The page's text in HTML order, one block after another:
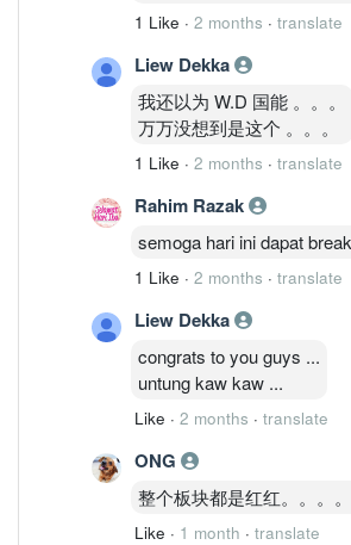
1 Like · 2 months · translate
Liew Dekka
我还以为 W.D 国能 。。。
万万没想到是这个 。。。
1 Like · 2 months · translate
Rahim Razak
semoga hari ini dapat
1 Like · 2 months · translate
Liew Dekka
congrats to you guys ...
untung kaw kaw ...
Like · 2 months · translate
ONG
整个板块都是红红。。。
Like · 1 month · translate